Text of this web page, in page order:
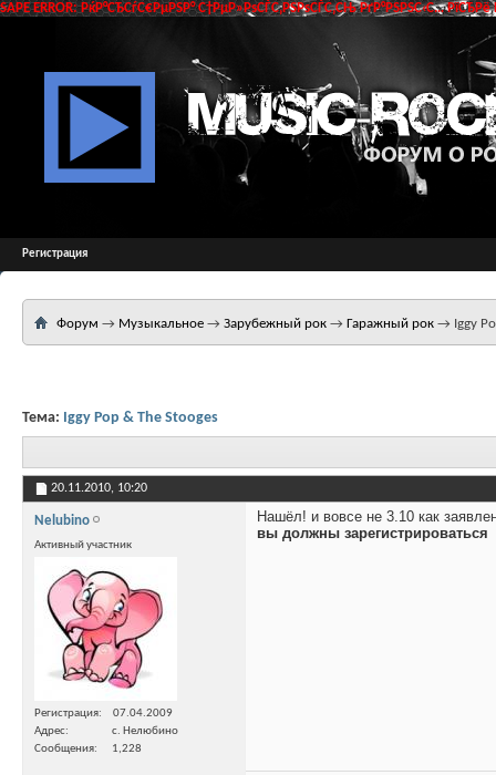
SAPE ERROR: РќР°СЂСѓС€РµРЅР° С†РµР»РѕСЃС‚РЅРѕСЃС‚СЊ РґР°РЅРЅС‹С…
Регистрация
Форум → Музыкальное → Зарубежный рок → Гаражный рок → Iggy
Тема: Iggy Pop & The Stooges
20.11.2010, 10:20
Nelubino
Активный участник
Регистрация
07.04.2009
Адрес
с. Нелюбино
Сообщения
1,228
Нашёл! и вовсе не 3.10 как
вы должны зарегистрироваться